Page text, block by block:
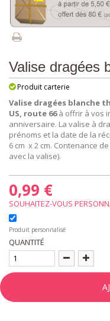
Valise dragées
Produit carterie
Valise dragées blanche
US, route 66à offrir à vos
anniversaire. La valise à
prénoms et la date de la
6 cm x 2 cm. Contenance
avec la valise).
0,99 €
Produit personnalisé
QUANTITÉ